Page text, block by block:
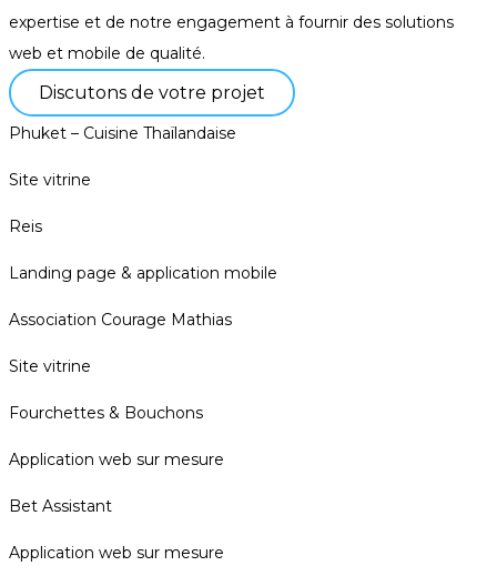
expertise et de notre engagement à fournir des solutions
web et mobile de qualité.
Discutons de votre projet
Phuket – Cuisine Thaïlandaise
Site vitrine
Reis
Landing page & application mobile
Association Courage Mathias
Site vitrine
Fourchettes & Bouchons
Application web sur mesure
Bet Assistant
Application web sur mesure